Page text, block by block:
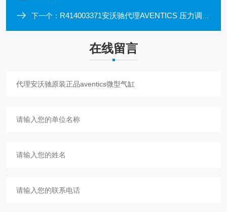
下一个： R414003371安沃驰代理AVENTICS 压力调节阀 全产品系列
在线留言